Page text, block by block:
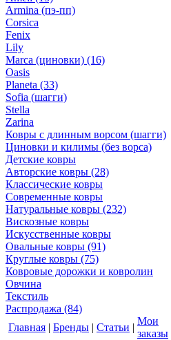
Armina (пэ-пп)
Corsica
Fenix
Lily
Marca (циновки) (16)
Oasis
Planeta (33)
Sofia (шагги)
Stella
Zarina
Ковры с длинным ворсом (шагги)
Циновки и килимы (без ворса)
Детские ковры
Авторские ковры (28)
Классические ковры
Современные ковры
Натуральные ковры (232)
Вискозные ковры
Искусственные ковры
Овальные ковры (91)
Круглые ковры (75)
Ковровые дорожки и ковролин
Овчина
Текстиль
Распродажа (84)
Главная | Бренды | Статьи |
Мои
заказы